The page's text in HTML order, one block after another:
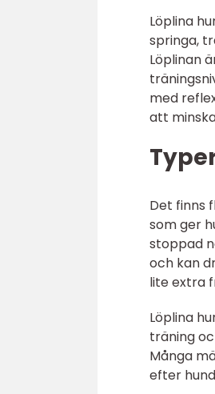
Löplina
springa,
Löplinan
med
att
Det finns
som ger
stoppad
och kan
lite extra
Löplina
träning
Många
efter